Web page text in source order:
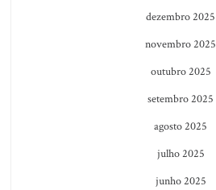
dezembro 2025
novembro 2025
outubro 2025
setembro 2025
agosto 2025
julho 2025
junho 2025